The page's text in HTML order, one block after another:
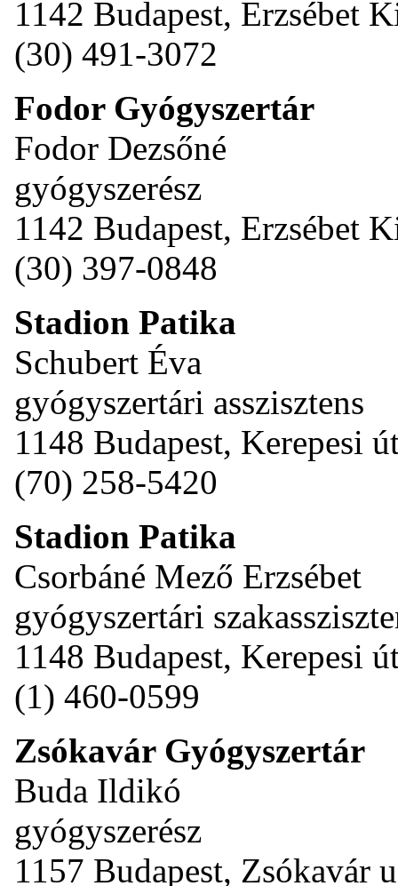
1142 Budapest, Erzsébet
(30) 491-3072
Fodor Gyógyszertár
Fodor Dezsőné
gyógyszerész
1142 Budapest, Erzsébet
(30) 397-0848
Stadion Patika
Schubert Éva
gyógyszertári asszisztens
1148 Budapest, Kerepesi
(70) 258-5420
Stadion Patika
Csorbáné Mező Erzsébet
gyógyszertári
1148 Budapest, Kerepesi
(1) 460-0599
Zsókavár Gyógyszertár
Buda Ildikó
gyógyszerész
1157 Budapest, Zsókavár